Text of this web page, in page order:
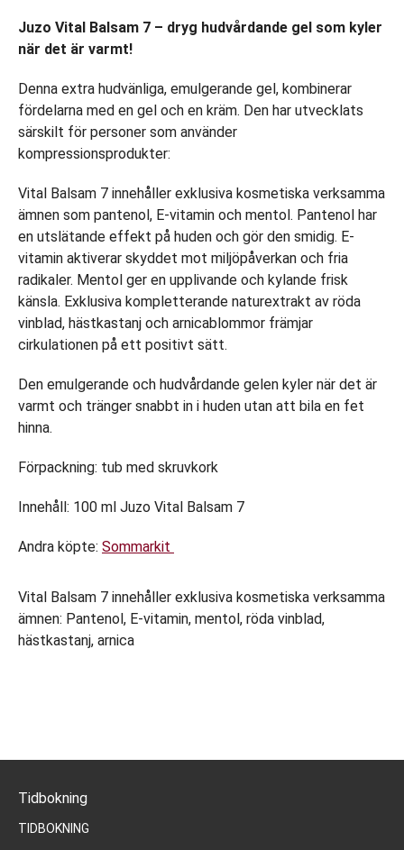
kyler,
100
i
tub
mängd
Juzo Vital Balsam 7 – dryg hudvårdande gel som kyler
när det är varmt!
Denna extra hudvänliga, emulgerande gel, kombinerar
fördelarna med en gel och en kräm. Den har utvecklats
särskilt för personer som använder
kompressionsprodukter:
Vital Balsam 7 innehåller exklusiva kosmetiska verksamma
ämnen som pantenol, E-vitamin och mentol. Pantenol har
en utslätande effekt på huden och gör den smidig. E-
vitamin aktiverar skyddet mot miljöpåverkan och fria
radikaler. Mentol ger en upplivande och kylande frisk
känsla. Exklusiva kompletterande naturextrakt av röda
vinblad, hästkastanj och arnicablommor främjar
cirkulationen på ett positivt sätt.
Den emulgerande och hudvårdande gelen kyler när det är
varmt och tränger snabbt in i huden utan att bila en fet
hinna.
Förpackning: tub med skruvkork
Innehåll: 100 ml Juzo Vital Balsam 7
Andra köpte: Sommarkit
Vital Balsam 7 innehåller exklusiva kosmetiska verksamma
ämnen: Pantenol, E-vitamin, mentol, röda vinblad,
hästkastanj, arnica
Tidbokning
TIDBOKNING